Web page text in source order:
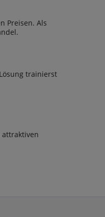
Preisen. Als
trainierst